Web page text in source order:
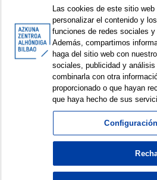
2023
< Elementos
© Azkuna Zentroa - Alhóndiga Bilbao
Las cookies de este sitio web
personalizar el contenido y
funciones de redes sociales
Además, compartimos
haga del sitio web con
sociales, publicidad y
combinarla con otra
proporcionado o que hayan
que haya hecho de sus